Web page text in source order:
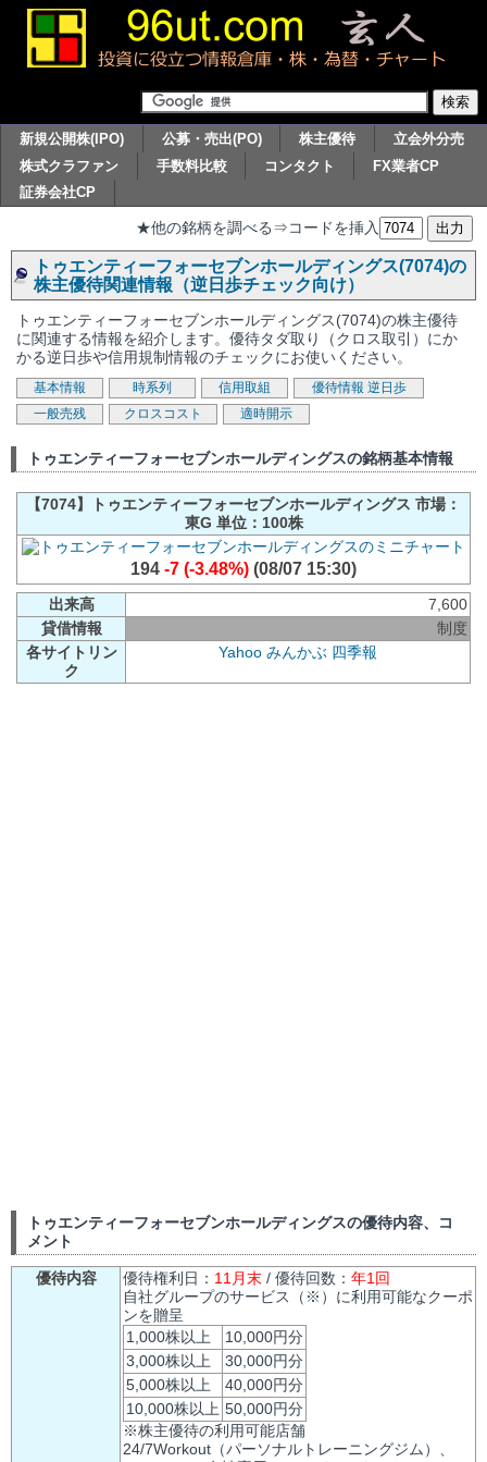
新規公開株(IPO) 公募・売出(PO) 株主優待
立会外分売
株式クラファン
手数料比較 コンタクト
FX業者CP
証券会社CP
★他の銘柄を調べる⇒コードを挿入
トゥエンティーフォーセブンホールディングス(7074)の
株主優待関連情報（逆日歩チェック向け）
トゥエンティーフォーセブンホールディングス(7074)の株主優待
に関連する情報を紹介します。優待タダ取り（クロス取引）にか
かる逆日歩や信用規制情報のチェックにお使いください。
基本情報 時系列 信用取組 優待情報 逆日歩
一般売残
クロスコスト 適時開示
トゥエンティーフォーセブンホールディングスの銘柄基本情報
【7074】トゥエンティーフォーセブンホールディングス 市場：
東G 単位：100株
194 -7 (-3.48%) (08/07 15:30)
出来高
7,600
貸借情報
制度
各サイトリン
ク
Yahoo みんかぶ 四季報
トゥエンティーフォーセブンホールディングスの優待内容、コ
メント
優待内容 優待権利日： 11月末 / 優待回数： 年1回
自社グループのサービス（※）に利用可能なクーポ
ンを贈呈
1,000株以上
10,000円分
3,000株以上
30,000円分
5,000株以上
40,000円分
10,000株以上 50,000円分
※株主優待の利用可能店舗
24/7Workout（パーソナルトレーニングジム）、